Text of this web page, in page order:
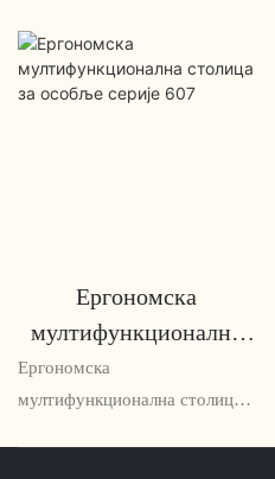
Ергономска
мултифункционална
столица за особље
серије 607
Ергономска
мултифункционална столица